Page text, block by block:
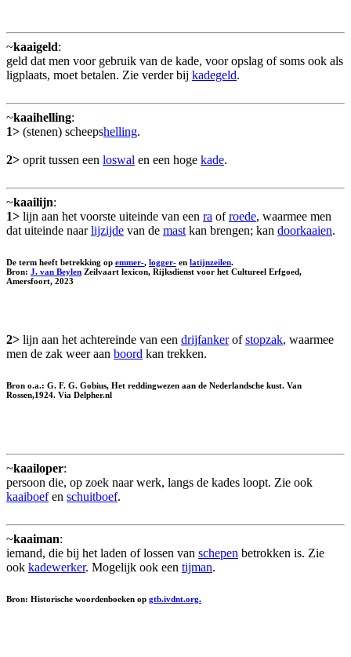
~kaaigeld:
geld dat men voor gebruik van de kade, voor opslag of soms ook als
ligplaats, moet betalen. Zie verder bij kadegeld.
~kaaihelling:
1> (stenen) scheepshelling.
2> oprit tussen een loswal en een hoge kade.
~kaailijn:
1> lijn aan het voorste uiteinde van een ra ofroede, waarmee men
dat uiteinde naarlijzijde van de mast kan brengen; kan doorkaaien.
De term heeft betrekking op emmer-, logger- en latijnzeilen.
Bron: J. van Beylen Zeilvaart lexicon, Rijksdienst voor het Cultureel Erfgoed,
Amersfoort, 2023
2> lijn aan het achtereinde van een drijfankerofstopzak, waarmee
men de zak weer aan boord kan trekken.
Bron o.a.: G. F. G. Gobius, Het reddingwezen aan de Nederlandsche kust. Van
Rossen,1924. Via Delpher.nl
~kaailoper:
persoon die, op zoek naar werk, langs de kades loopt. Zie ook
kaaiboefen schuitboef.
~kaaiman:
iemand, die bij het laden of lossen van schepen betrokken is. Zie
ook kadewerker. Mogelijk ook een tijman.
Bron: Historische woordenboeken op gtb.ivdnt.org.